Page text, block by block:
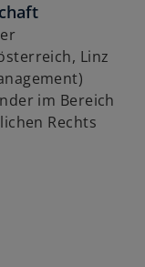
Linz
im Bereich
Rechts